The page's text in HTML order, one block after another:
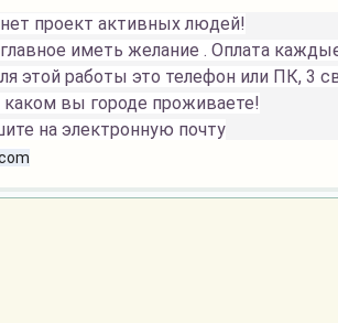
проект активных людей!
иметь желание . Оплата
этой работы это телефон или ПК, 3
каком вы городе проживаете!
на электронную почту